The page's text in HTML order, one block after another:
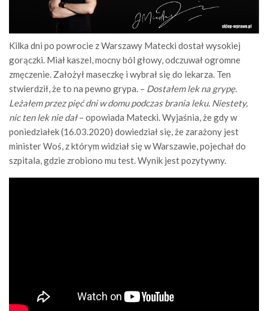
Kilka dni po powrocie z Warszawy Matecki dostał wysokiej
gorączki. Miał kaszel, mocny ból głowy, odczuwał ogromne
zmęczenie. Założył maseczkę i wybrał się do lekarza. Ten
stwierdził, że to na pewno grypa. – Dostałem lek na grypę.
Leżałem przez pięć dni w domu podczas brania leku. Niestety,
nic ten lek nie dał– opowiada Matecki. Wyjaśnia, że gdy w
poniedziałek (16.03.2020) dowiedział się, że zarażony jest
minister Woś, z którym widział się w Warszawie, pojechał do
szpitala, gdzie zrobiono mu test. Wynik jest pozytywny.